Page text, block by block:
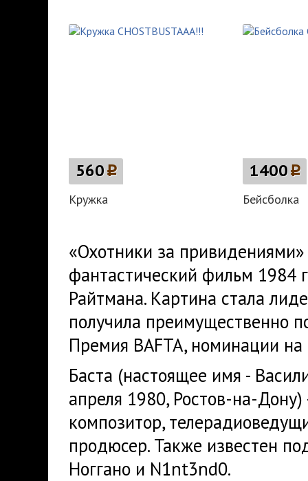
560p
Кружка
1400p
Бейсболка
«Охотники за привидениями»
фантастический фильм 1984
Райтмана. Картина стала
получила преимущественно
Премия BAFTA, номинации
Баста (настоящее имя -
апреля 1980, Ростов-на-
композитор,
продюсер. Также известен
Ноггано и N1nt3nd0.